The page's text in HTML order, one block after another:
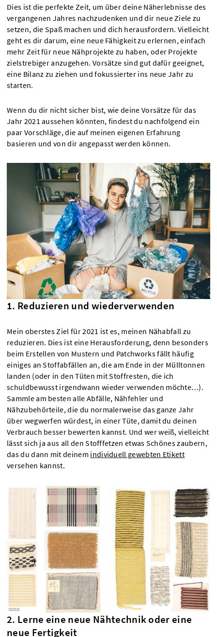
Dies ist die perfekte Zeit, um über deine Näherlebnisse des
vergangenen Jahres nachzudenken und dir neue Ziele zu
setzen, die Spaß machen und dich herausfordern. Vielleicht
geht es dir darum, eine neue Fähigkeit zu erlernen, einfach
mehr Zeit für neue Nähprojekte zu haben, oder Projekte
zielstrebiger anzugehen. Vorsätze sind gut dafür geeignet,
eine Bilanz zu ziehen und fokussierter ins neue Jahr zu
starten.
Wenn du dir nicht sicher bist, wie deine Vorsätze für das
Jahr 2021 aussehen könnten, findest du nachfolgend ein
paar Vorschläge, die auf meinen eigenen Erfahrung
basieren und von dir angepasst werden können.
1. Reduzieren und wiederverwenden
Mein oberstes Ziel für 2021 ist es, meinen Nähabfall zu
reduzieren. Dies ist eine Herausforderung, denn besonders
beim Erstellen von Mustern und Patchworks fällt häufig
einiges an Stoffabfällen an, die am Ende in der Mülltonnen
landen (oder in den Tüten mit Stoffresten, die ich
schuldbewusst irgendwann wieder verwenden möchte…).
Sammle am besten alle Abfälle, Nähfehler und
Nähzubehörteile, die du normalerweise das ganze Jahr
über wegwerfen würdest, in einer Tüte, damit du deinen
Verbrauch besser bewerten kannst. Und wer weiß, vielleicht
lässt sich ja aus all den Stofffetzen etwas Schönes zaubern,
das du dann mit deinem individuell gewebten Etikett
versehen kannst.
2. Lerne eine neue Nähtechnik oder eine
neue Fertigkeit